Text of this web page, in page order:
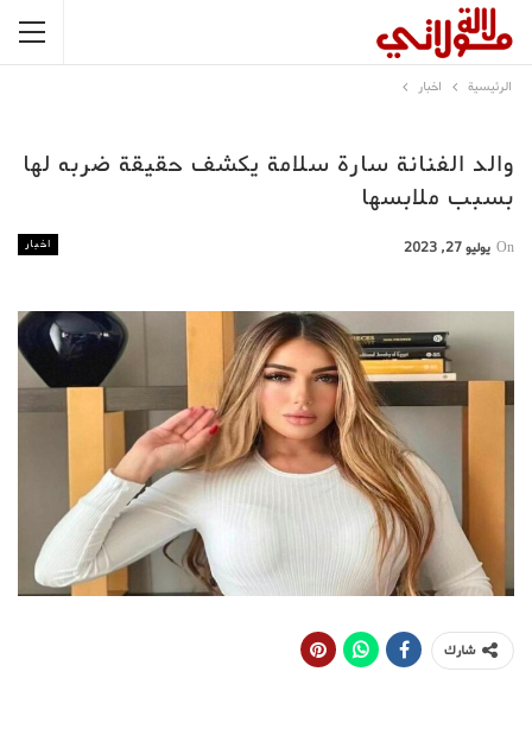
الرئيسية اخبار
والد الفنانة سارة سلامة يكشف حقيقة ضربه لها
بسبب ملابسها
اخبار On يوليو 27, 2023
شارك